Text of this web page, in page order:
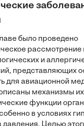
было проведено
и
представляющих
для авиационной
механизмы
функции
в условиях